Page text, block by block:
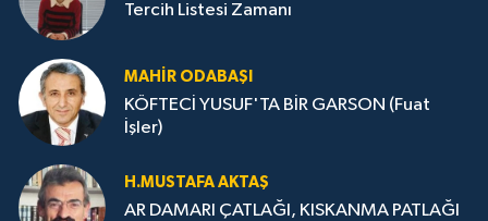
Tercih Listesi Zamanı
MAHIR ODABAŞI
KÖFTECİ YUSUF'TA BİR GARSON (Fuat
İşler)
H.MUS­TA­FA AK­TAŞ
AR DAMARI ÇATLAĞI, KISKANMA PATLAĞI